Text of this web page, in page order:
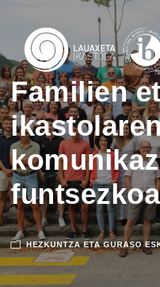
Familien
HEZKUNTZA ETA GURASO